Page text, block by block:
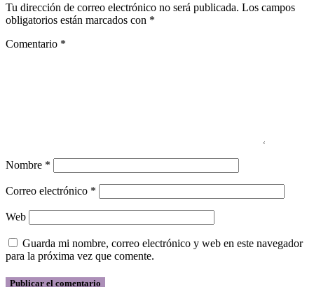
Tu dirección de correo electrónico no será publicada. Los campos
obligatorios están marcados con *
Comentario *
Nombre *
Correo electrónico *
Web
Guarda mi nombre, correo electrónico y web en este navegador
para la próxima vez que comente.